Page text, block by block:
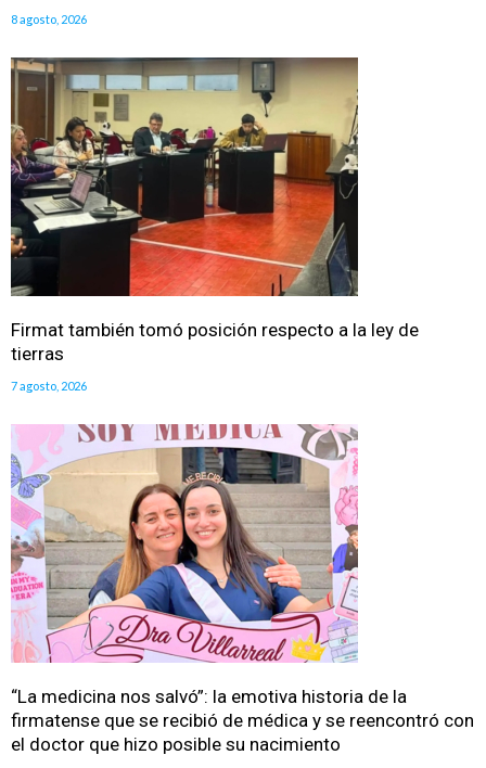
8 agosto, 2026
Firmat también tomó posición respecto a la ley de
tierras
7 agosto, 2026
“La medicina nos salvó”: la emotiva historia de la
firmatense que se recibió de médica y se reencontró con
el doctor que hizo posible su nacimiento